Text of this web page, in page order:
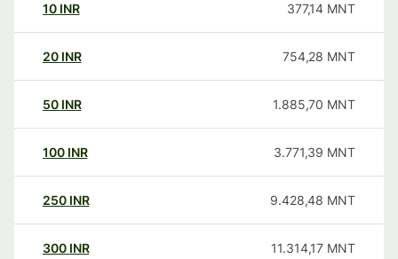
10 INR 377,14 MNT
20 INR 754,28 MNT
50 INR 1.885,70 MNT
100 INR 3.771,39 MNT
250 INR 9.428,48 MNT
300 INR 11.314,17 MNT